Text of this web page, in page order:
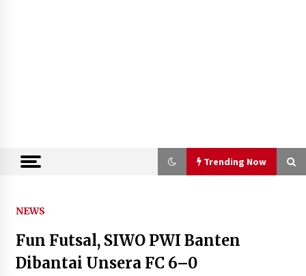
Trending Now
Kemenkum Malut Semarakkan Hari
Pengayoman dan HUT RI ke-81
melalui Pertandingan Gawang Mini
NEWS
Fun Futsal, SIWO PWI Banten
Dibantai Unsera FC 6–0